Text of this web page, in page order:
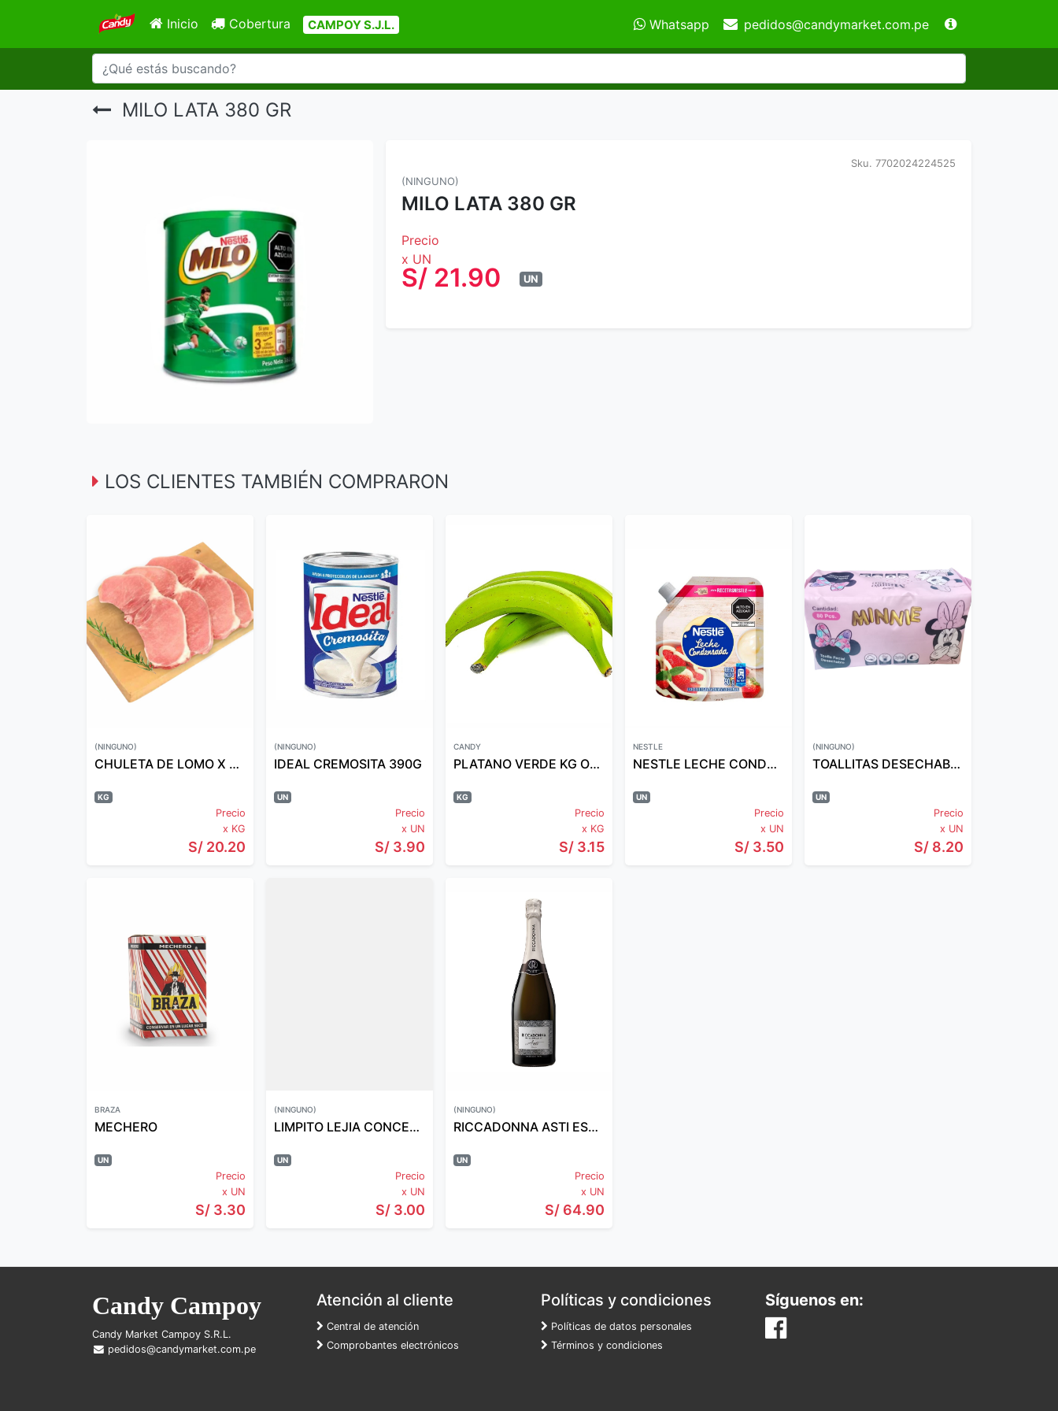
Inicio Cobertura CAMPOY S.J.L. Whatsapp pedidos@candymarket.com.pe
MILO LATA 380 GR
Sku. 7702024224525
(NINGUNO)
MILO LATA 380 GR
Precio
x UN
S/ 21.90 UN
LOS CLIENTES TAMBIÉN COMPRARON
(NINGUNO)
CHULETA DE LOMO X KG PREMIUM
KG
Precio
x KG
S/ 20.20
(NINGUNO)
IDEAL CREMOSITA 390G
UN
Precio
x UN
S/ 3.90
CANDY
PLATANO VERDE KG ORGANICO
KG
Precio
x KG
S/ 3.15
NESTLE
NESTLE LECHE CONDENSADA 90 GR DOY
UN
Precio
x UN
S/ 3.50
(NINGUNO)
TOALLITAS DESECHABLES HELLO KITTY/MINNIE
UN
Precio
x UN
S/ 8.20
BRAZA
MECHERO
UN
Precio
x UN
S/ 3.30
(NINGUNO)
LIMPITO LEJIA CONCENTRADA 1LT
UN
Precio
x UN
S/ 3.00
(NINGUNO)
RICCADONNA ASTI ESP.DULCE 750 ML
UN
Precio
x UN
S/ 64.90
Candy Campoy
Candy Market Campoy S.R.L.
pedidos@candymarket.com.pe
Atención al cliente
Central de atención
Comprobantes electrónicos
Políticas y condiciones
Políticas de datos personales
Términos y condiciones
Síguenos en: